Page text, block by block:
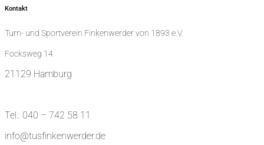
Kontakt
Turn- und Sportverein Finkenwerder von 1893 e.V.
Focksweg 14
21129 Hamburg
Tel.: 040 – 742 58 11
info@tusfinkenwerder.de